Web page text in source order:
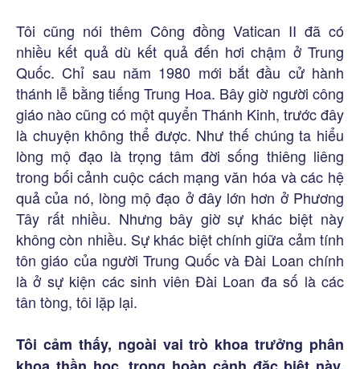
Tôi cũng nói thêm Công đồng Vatican II đã có
nhiều kết quả dù kết quả đến hơi chậm ở Trung
Quốc. Chỉ sau năm 1980 mới bắt đầu cử hành
thánh lễ bằng tiếng Trung Hoa. Bây giờ người công
giáo nào cũng có một quyển Thánh Kinh, trước đây
là chuyện không thể được. Như thế chúng ta hiểu
lòng mộ đạo là trọng tâm đời sống thiêng liêng
trong bối cảnh cuộc cách mạng văn hóa và các hệ
quả của nó, lòng mộ đạo ở đây lớn hơn ở Phương
Tây rất nhiều. Nhưng bây giờ sự khác biệt này
không còn nhiều. Sự khác biệt chính giữa cảm tính
tôn giáo của người Trung Quốc và Đài Loan chính
là ở sự kiện các sinh viên Đài Loan đa số là các
tân tòng, tôi lặp lại.
Tôi cảm thấy, ngoài vai trò khoa trưởng phân